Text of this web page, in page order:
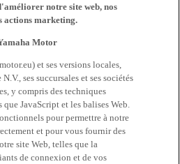
notre site web, nos
actions marketing.
Motor
et ses versions locales,
ses succursales et ses sociétés
y compris des techniques
JavaScript et les balises Web.
pour permettre à notre
et pour vous fournir des
site Web, telles que la
de connexion et de vos